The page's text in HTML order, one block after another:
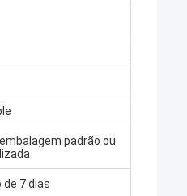
padrão ou
de 7 dias